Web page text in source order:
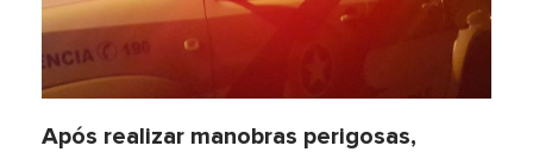
Após realizar manobras perigosas,